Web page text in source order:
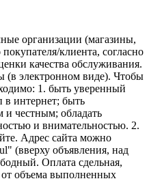
организации (магазины,
клиента, согласно
качества обслуживания.
(в электронном виде). Чтобы
1. быть уверенный
в интернет; быть
и честным; обладать
и внимательностью. 2.
Адрес сайта можно
(вверху объявления, над
Оплата сдельная,
от объема выполненных